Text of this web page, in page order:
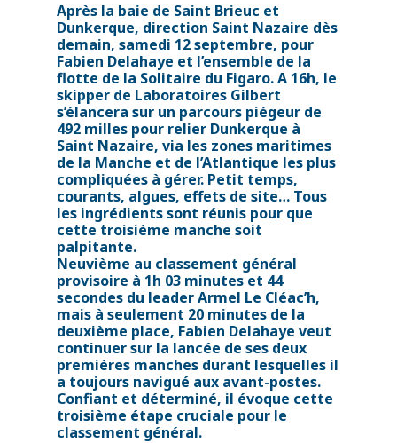
Après la baie de Saint Brieuc et
Dunkerque, direction Saint Nazaire dès
demain, samedi 12 septembre, pour
Fabien Delahaye et l’ensemble de la
flotte de la Solitaire du Figaro. A 16h, le
skipper de Laboratoires Gilbert
s’élancera sur un parcours piégeur de
492 milles pour relier Dunkerque à
Saint Nazaire, via les zones maritimes
de la Manche et de l’Atlantique les plus
compliquées à gérer. Petit temps,
courants, algues, effets de site… Tous
les ingrédients sont réunis pour que
cette troisième manche soit
palpitante.
Neuvième au classement général
provisoire à 1h 03 minutes et 44
secondes du leader Armel Le Cléac’h,
mais à seulement 20 minutes de la
deuxième place, Fabien Delahaye veut
continuer sur la lancée de ses deux
premières manches durant lesquelles il
a toujours navigué aux avant-postes.
Confiant et déterminé, il évoque cette
troisième étape cruciale pour le
classement général.